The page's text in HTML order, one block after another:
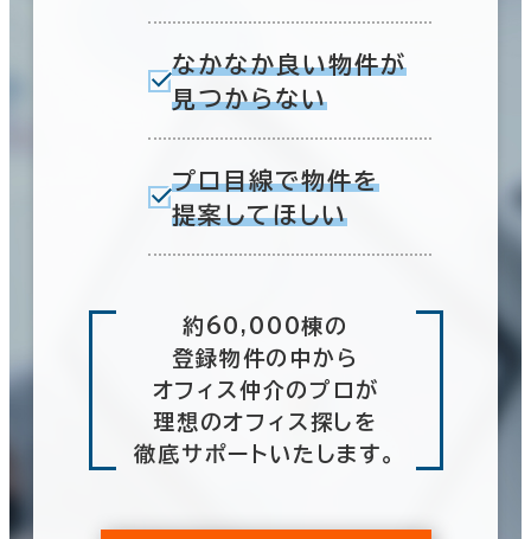
なかなか良い物件が
見つからない
プロ目線で物件を
提案してほしい
約60,000棟の
登録物件の中から
オフィス仲介のプロが
理想のオフィス探しを
徹底サポートいたします。